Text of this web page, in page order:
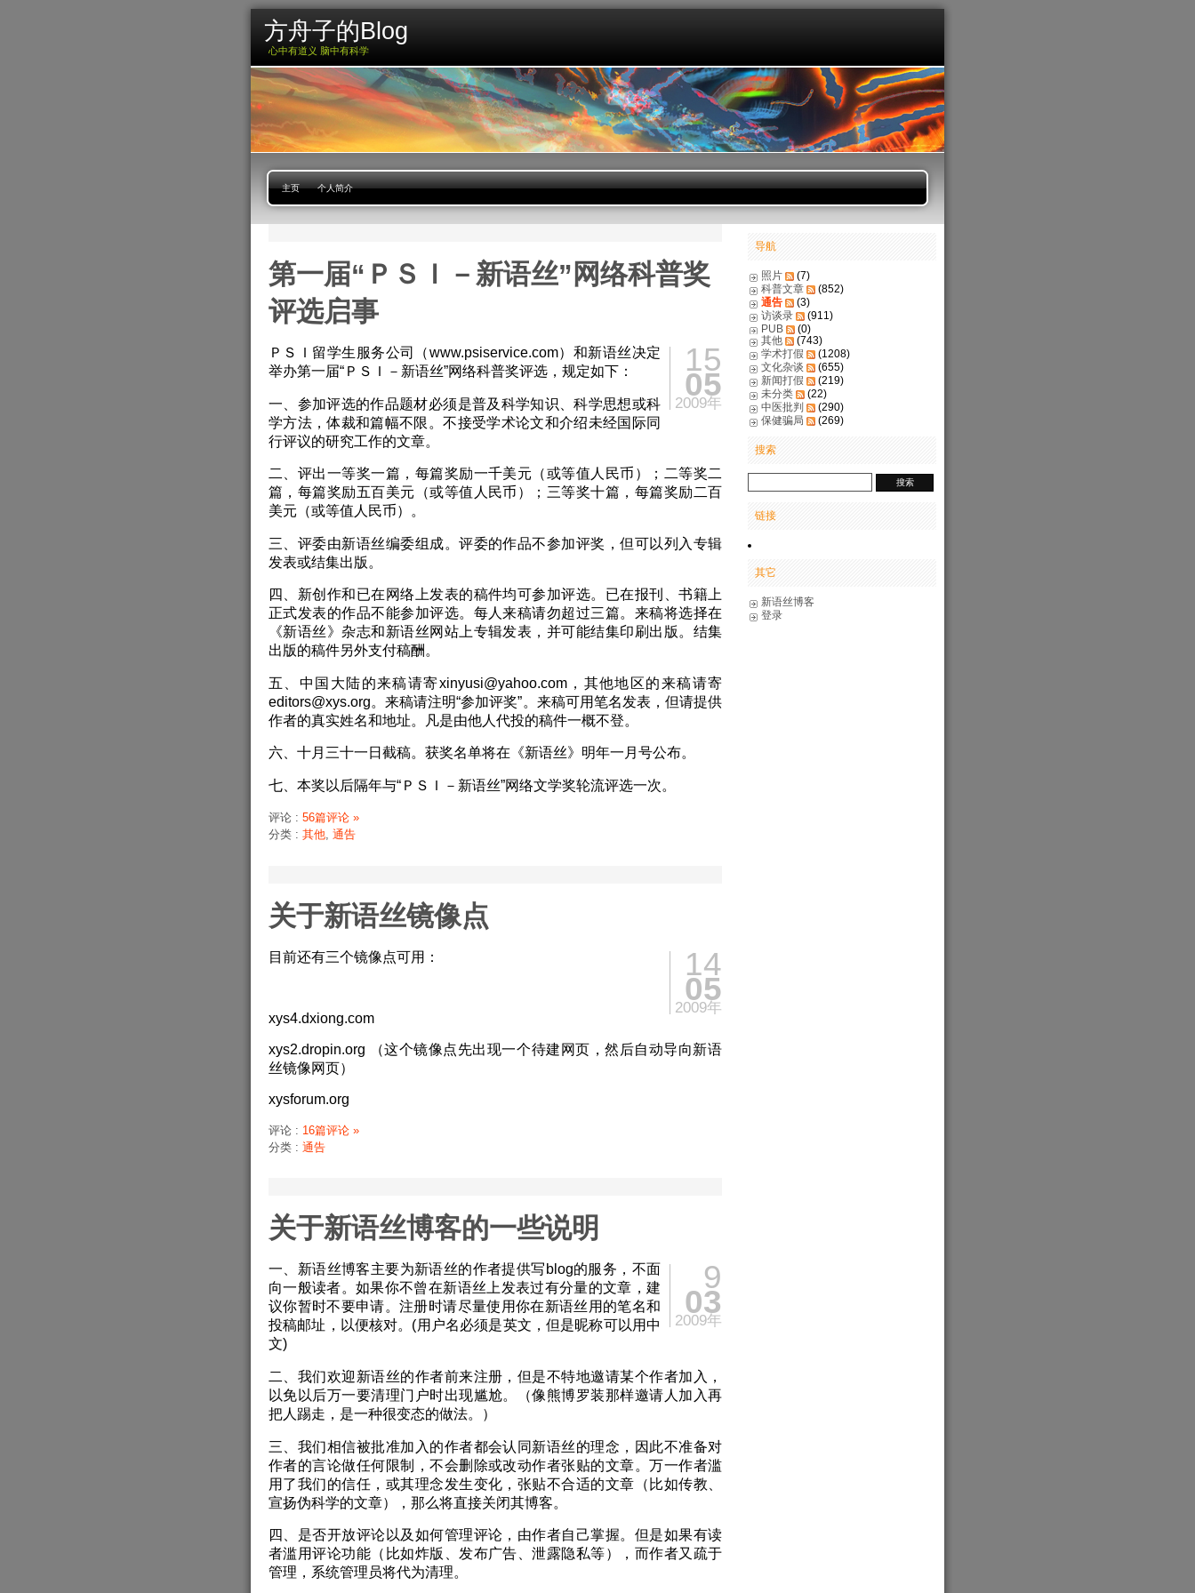
方舟子的Blog
心中有道义 脑中有科学
主页 个人简介
第一届“ＰＳＩ－新语丝”网络科普奖
评选启事
15
05
2009年
ＰＳＩ留学生服务公司（www.psiservice.com）和新语丝决定
举办第一届“ＰＳＩ－新语丝”网络科普奖评选，规定如下：
一、参加评选的作品题材必须是普及科学知识、科学思想或科
学方法，体裁和篇幅不限。不接受学术论文和介绍未经国际同
行评议的研究工作的文章。
二、评出一等奖一篇，每篇奖励一千美元（或等值人民币）；二等奖二
篇，每篇奖励五百美元（或等值人民币）；三等奖十篇，每篇奖励二百
美元（或等值人民币）。
三、评委由新语丝编委组成。评委的作品不参加评奖，但可以列入专辑
发表或结集出版。
四、新创作和已在网络上发表的稿件均可参加评选。已在报刊、书籍上
正式发表的作品不能参加评选。每人来稿请勿超过三篇。来稿将选择在
《新语丝》杂志和新语丝网站上专辑发表，并可能结集印刷出版。结集
出版的稿件另外支付稿酬。
五、中国大陆的来稿请寄xinyusi@yahoo.com，其他地区的来稿请寄
editors@xys.org。来稿请注明“参加评奖”。来稿可用笔名发表，但请提供
作者的真实姓名和地址。凡是由他人代投的稿件一概不登。
六、十月三十一日截稿。获奖名单将在《新语丝》明年一月号公布。
七、本奖以后隔年与“ＰＳＩ－新语丝”网络文学奖轮流评选一次。
评论 : 56篇评论 »
分类 : 其他, 通告
关于新语丝镜像点
14
05
2009年
目前还有三个镜像点可用：
xys4.dxiong.com
xys2.dropin.org （这个镜像点先出现一个待建网页，然后自动导向新语
丝镜像网页）
xysforum.org
评论 : 16篇评论 »
分类 : 通告
关于新语丝博客的一些说明
9
03
2009年
一、新语丝博客主要为新语丝的作者提供写blog的服务，不面
向一般读者。如果你不曾在新语丝上发表过有分量的文章，建
议你暂时不要申请。注册时请尽量使用你在新语丝用的笔名和
投稿邮址，以便核对。(用户名必须是英文，但是昵称可以用中
文)
二、我们欢迎新语丝的作者前来注册，但是不特地邀请某个作者加入，
以免以后万一要清理门户时出现尴尬。（像熊博罗装那样邀请人加入再
把人踢走，是一种很变态的做法。）
三、我们相信被批准加入的作者都会认同新语丝的理念，因此不准备对
作者的言论做任何限制，不会删除或改动作者张贴的文章。万一作者滥
用了我们的信任，或其理念发生变化，张贴不合适的文章（比如传教、
宣扬伪科学的文章），那么将直接关闭其博客。
四、是否开放评论以及如何管理评论，由作者自己掌握。但是如果有读
者滥用评论功能（比如炸版、发布广告、泄露隐私等），而作者又疏于
管理，系统管理员将代为清理。
导航
照片
(7)
科普文章
(852)
通告
(3)
访谈录
(911)
PUB
(0)
其他
(743)
学术打假
(1208)
文化杂谈
(655)
新闻打假
(219)
未分类
(22)
中医批判
(290)
保健骗局
(269)
搜索
链接
其它
新语丝博客
登录